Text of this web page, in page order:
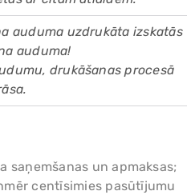
auduma uzdrukāta izskatās
auduma!
drukāšanas procesā
un apmaksas;
centīsimies pasūtījumu